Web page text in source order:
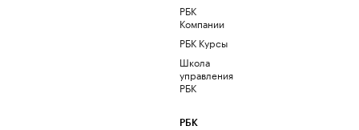
РБК
Компании
РБК Курсы
Школа
управления
РБК
РБК